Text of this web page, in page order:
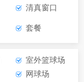
清真窗口
套餐
室外篮球场
网球场